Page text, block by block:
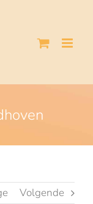
Volgende